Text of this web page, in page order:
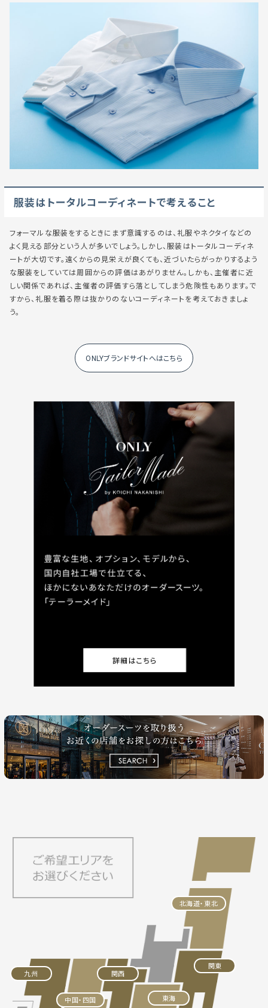
服装はトータルコーディネートで考えること
フォーマルな服装をするときにまず意識するのは、礼服やネクタイなどの
よく見える部分という人が多いでしょう。しかし、服装はトータルコーディネ
ートが大切です。遠くからの見栄えが良くても、近づいたらがっかりするよう
な服装をしていては周囲からの評価はあがりません。しかも、主催者に近
しい関係であれば、主催者の評価すら落としてしまう危険性もあります。で
すから、礼服を着る際は抜かりのないコーディネートを考えておきましょ
う。
ONLYブランドサイトへはこちら
北海道・東北
関東
東海
関西
中国・四国
九州